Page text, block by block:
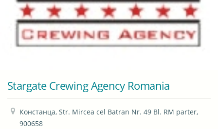
Stargate Crewing Agency Romania
Констанца, Str. Mircea cel Batran Nr. 49 Bl. RM parter,
900658